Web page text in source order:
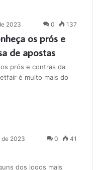
2023 0 137
os prós e
de apostas
prós e contras da
é muito mais do
de 2023 0 41
dos jogos mais